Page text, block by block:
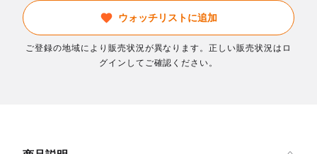
ウォッチリストに追加
ご登録の地域により販売状況が異なります。正しい販売状況はロ
グインしてご確認ください。